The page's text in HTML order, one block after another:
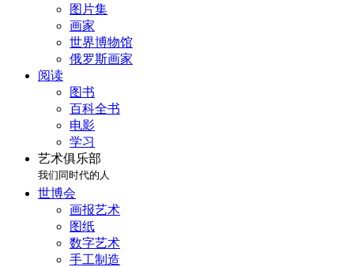
图片集
画家
世界博物馆
俄罗斯画家
阅读
图书
百科全书
电影
学习
艺术俱乐部
我们同时代的人
世博会
画报艺术
图纸
数字艺术
手工制造